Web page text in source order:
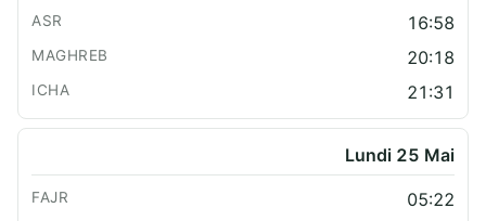
16:58
20:18
21:31
Lundi 25 Mai
05:22